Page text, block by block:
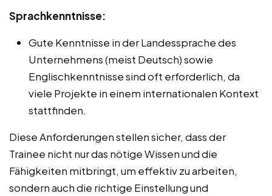
Sprachkenntnisse:
Gute Kenntnisse in der Landessprache des
Unternehmens (meist Deutsch) sowie
Englischkenntnisse sind oft erforderlich, da
viele Projekte in einem internationalen Kontext
stattfinden.
Diese Anforderungen stellen sicher, dass der
Trainee nicht nur das nötige Wissen und die
Fähigkeiten mitbringt, um effektiv zu arbeiten,
sondern auch die richtige Einstellung und